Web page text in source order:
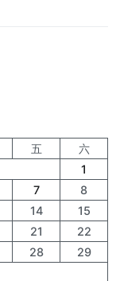
五
六
1
7
8
14
15
21
22
28
29